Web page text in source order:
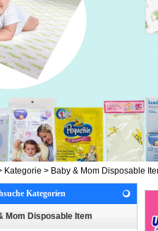
Kategorie > Baby & Mom Disposable
Kategorien
Mom Disposable Item